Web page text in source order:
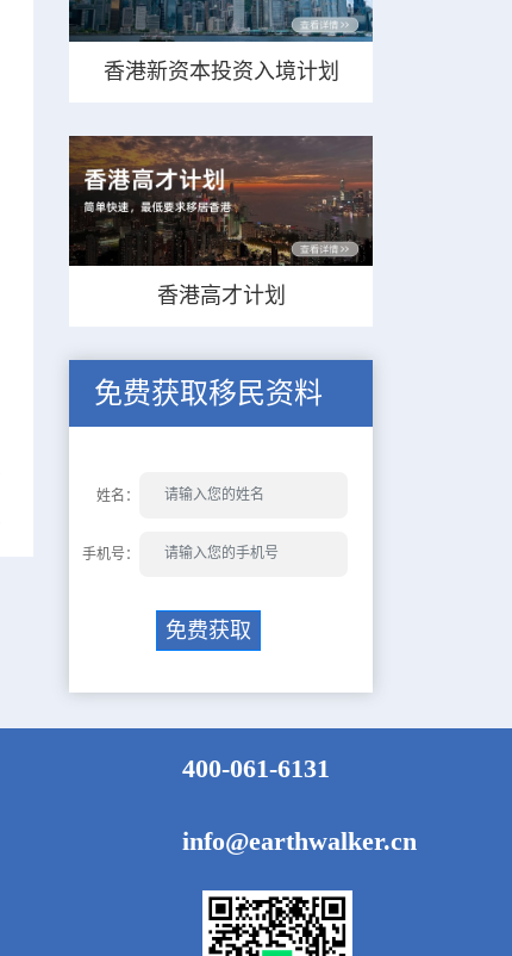
香港新资本投资入境计划
香港高才计划
免费获取移民资料
姓名：
手机号：
免费获取
400-061-6131
info@earthwalker.cn